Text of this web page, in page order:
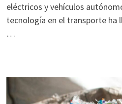
eléctricos y vehículos
tecnología en el transporte ha
…